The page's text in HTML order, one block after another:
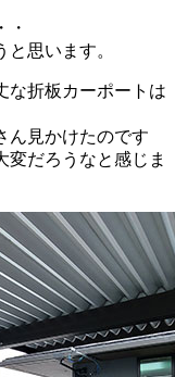
・
思います。
な折板カーポートは
ん見かけたのです
変だろうなと感じま